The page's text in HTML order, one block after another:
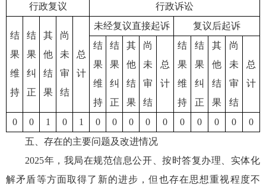
行政复议
行政诉讼
结
果
维
持
结
果
纠
正
其
他
结
果
尚
未
审
结
总
计
未经复议直接起诉
复议后起诉
结
果
维
持
结
果
纠
正
其
他
结
果
尚
未
审
结
总
计
结
果
维
持
结
果
纠
正
其
他
结
果
尚
未
审
结
总
计
0 0 1 0 1 0 0 0 0 0 0 0 0 0
0
五、存在的主要问题及改进情况
2025年，我局在规范信息公开、按时答复办理、实体化
解矛盾等方面取得了新的进步，但也存在思想重视程度不